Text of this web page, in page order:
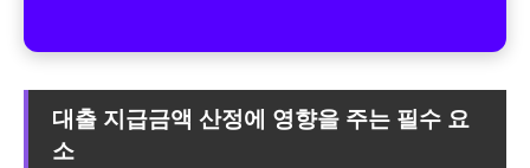
대출 지급금액 산정에 영향을 주는 필수 요
소